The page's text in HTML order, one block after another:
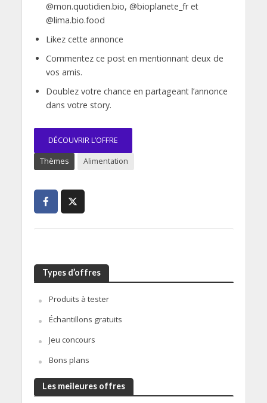
@mon.quotidien.bio, @bioplanete_fr et
@lima.bio.food
Likez cette annonce
Commentez ce post en mentionnant deux de
vos amis.
Doublez votre chance en partageant l’annonce
dans votre story.
DÉCOUVRIR L’OFFRE
Thèmes Alimentation
Types d’offres
Produits à tester
Échantillons gratuits
Jeu concours
Bons plans
Les meileures offres